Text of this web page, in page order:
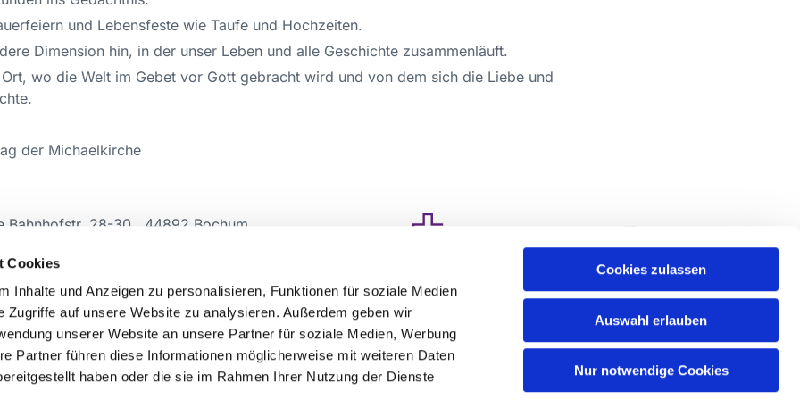
Cookies
Inhalte und Anzeigen zu personalisieren, Funktionen für soziale Medien
Zugriffe auf unsere Website zu analysieren. Außerdem geben wir
unserer Website an unsere Partner für soziale Medien, Werbung
Partner führen diese Informationen möglicherweise mit weiteren Daten
haben oder die sie im Rahmen Ihrer Nutzung der Dienste
Cookies zulassen
Auswahl erlauben
Nur notwendige Cookies
und Lebensfeste wie Taufe und Hochzeiten.
Dimension hin, in der unser Leben und alle Geschichte zusammenläuft.
wo die Welt im Gebet vor Gott gebracht wird und von dem sich die Liebe und
der Michaelkirche
28-30 44892 Bochum